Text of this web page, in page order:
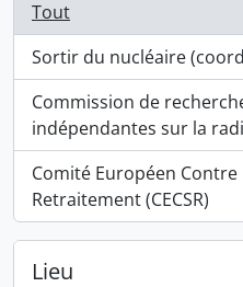
Tout
Sortir du nucléaire
, 1 résultats
Commission de
indépendantes sur la
, 1 résultats
Comité Européen
Retraitement (CECSR)
, 1 résultats
Lieu